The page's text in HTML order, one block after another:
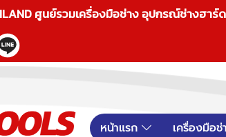
ศูนย์รวมเครื่องมือช่าง อุปกรณ์ช่างฮา
หน้าแรก เครื่องมือช่